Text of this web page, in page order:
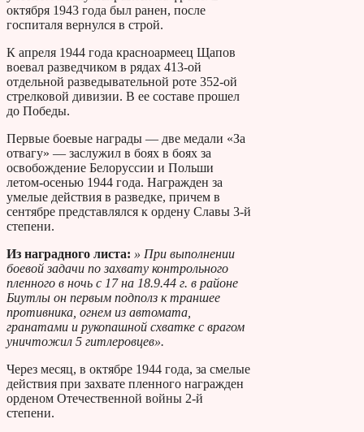
октября 1943 года был ранен, после
госпиталя вернулся в строй.
К апреля 1944 года красноармеец Щапов
воевал разведчиком в рядах 413-ой
отдельной разведывательной роте 352-ой
стрелковой дивизии. В ее составе прошел
до Победы.
Первые боевые награды — две медали «За
отвагу» — заслужил в боях в боях за
освобождение Белоруссии и Польши
летом-осенью 1944 года. Награжден за
умелые действия в разведке, причем в
сентябре представлялся к ордену Славы 3-й
степени.
Из наградного листа: » При выполнении
боевой задачи по захвату контрольного
пленного в ночь с 17 на 18.9.44 г. в районе
Биутлы он первым подполз к траншее
противника, огнем из автомата,
гранатами и рукопашной схватке с врагом
уничтожил 5 гитлеровцев».
Через месяц, в октябре 1944 года, за смелые
действия при захвате пленного награжден
орденом Отечественной войны 2-й
степени.